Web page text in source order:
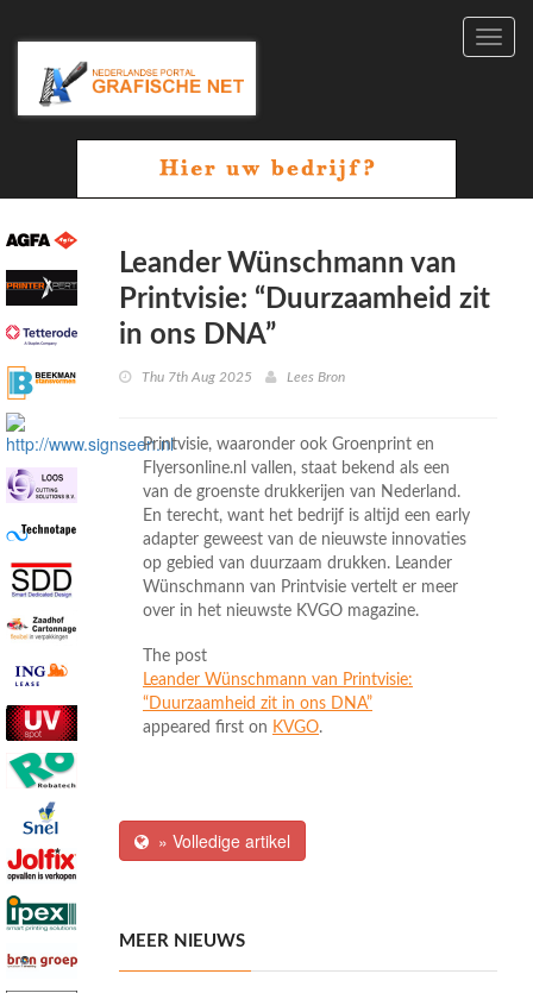
Leander Wünschmann van
Printvisie: “Duurzaamheid zit
in ons DNA”
Thu 7th Aug 2025 Lees Bron
Printvisie, waaronder ook Groenprint en
Flyersonline.nl vallen, staat bekend als een
van de groenste drukkerijen van Nederland.
En terecht, want het bedrijf is altijd een early
adapter geweest van de nieuwste innovaties
op gebied van duurzaam drukken. Leander
Wünschmann van Printvisie vertelt er meer
over in het nieuwste KVGO magazine.
The post
Leander Wünschmann van Printvisie:
“Duurzaamheid zit in ons DNA”
appeared first on KVGO.
» Volledige artikel
MEER NIEUWS